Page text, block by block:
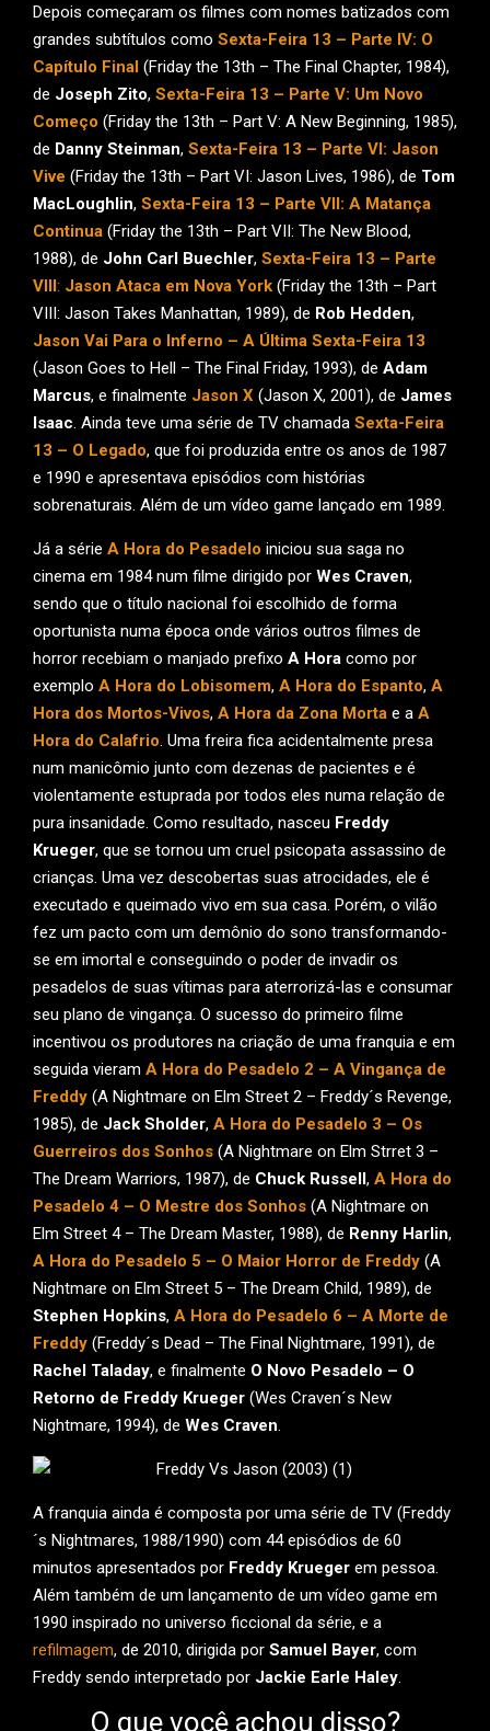
Depois começaram os filmes com nomes batizados com
grandes subtítulos como Sexta-Feira 13 – Parte IV: O
Capítulo Final (Friday the 13th – The Final Chapter, 1984),
de Joseph Zito, Sexta-Feira 13 – Parte V: Um Novo
Começo (Friday the 13th – Part V: A New Beginning, 1985),
de Danny Steinman, Sexta-Feira 13 – Parte VI: Jason
Vive (Friday the 13th – Part VI: Jason Lives, 1986), de Tom
MacLoughlin, Sexta-Feira 13 – Parte VII: A Matança
Continua (Friday the 13th – Part VII: The New Blood,
1988), de John Carl Buechler, Sexta-Feira 13 – Parte
VIII: Jason Ataca em Nova York (Friday the 13th – Part
VIII: Jason Takes Manhattan, 1989), de Rob Hedden,
Jason Vai Para o Inferno – A Última Sexta-Feira 13
(Jason Goes to Hell – The Final Friday, 1993), de Adam
Marcus, e finalmente Jason X (Jason X, 2001), de James
Isaac . Ainda teve uma série de TV chamada Sexta-Feira
13 – O Legado, que foi produzida entre os anos de 1987
e 1990 e apresentava episódios com histórias
sobrenaturais. Além de um vídeo game lançado em 1989.
Já a série A Hora do Pesadelo iniciou sua saga no
cinema em 1984 num filme dirigido por Wes Craven,
sendo que o título nacional foi escolhido de forma
oportunista numa época onde vários outros filmes de
horror recebiam o manjado prefixo A Hora como por
exemplo A Hora do Lobisomem, A Hora do Espanto, A
Hora dos Mortos-Vivos, A Hora da Zona Morta e a A
Hora do Calafrio . Uma freira fica acidentalmente presa
num manicômio junto com dezenas de pacientes e é
violentamente estuprada por todos eles numa relação de
pura insanidade. Como resultado, nasceu Freddy
Krueger, que se tornou um cruel psicopata assassino de
crianças. Uma vez descobertas suas atrocidades, ele é
executado e queimado vivo em sua casa. Porém, o vilão
fez um pacto com um demônio do sono transformando-
se em imortal e conseguindo o poder de invadir os
pesadelos de suas vítimas para aterrorizá-las e consumar
seu plano de vingança. O sucesso do primeiro filme
incentivou os produtores na criação de uma franquia e em
seguida vieram A Hora do Pesadelo 2 – A Vingança de
Freddy (A Nightmare on Elm Street 2 – Freddy´s Revenge,
1985), de Jack Sholder, A Hora do Pesadelo 3 – Os
Guerreiros dos Sonhos (A Nightmare on Elm Strret 3 –
The Dream Warriors, 1987), de Chuck Russell, A Hora do
Pesadelo 4 – O Mestre dos Sonhos (A Nightmare on
Elm Street 4 – The Dream Master, 1988), de Renny Harlin,
A Hora do Pesadelo 5 – O Maior Horror de Freddy (A
Nightmare on Elm Street 5 – The Dream Child, 1989), de
Stephen Hopkins, A Hora do Pesadelo 6 – A Morte de
Freddy (Freddy´s Dead – The Final Nightmare, 1991), de
Rachel Taladay, e finalmente O Novo Pesadelo – O
Retorno de Freddy Krueger (Wes Craven´s New
Nightmare, 1994), de Wes Craven
A franquia ainda é composta por uma série de TV (Freddy
´s Nightmares, 1988/1990) com 44 episódios de 60
minutos apresentados por Freddy Krueger em pessoa.
Além também de um lançamento de um vídeo game em
1990 inspirado no universo ficcional da série, e a
refilmagem, de 2010, dirigida por Samuel Bayer, com
Freddy sendo interpretado por Jackie Earle Haley
O que você achou disso?